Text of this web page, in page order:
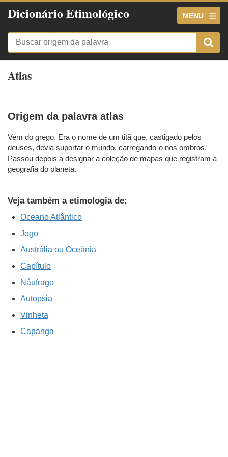
Dicionário Etimológico MENU
Atlas
Origem da palavra atlas
Vem do grego. Era o nome de um titã que, castigado pelos
deuses, devia suportar o mundo, carregando-o nos ombros.
Passou depois a designar a coleção de mapas que registram a
geografia do planeta.
Veja também a etimologia de:
Oceano Atlântico
Jogo
Austrália ou Oceânia
Capítulo
Náufrago
Autopsia
Vinheta
Capanga